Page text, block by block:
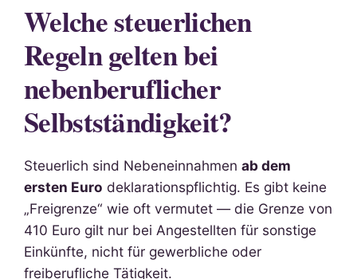
Welche steuerlichen
Regeln gelten bei
nebenberuflicher
Selbstständigkeit?
Steuerlich sind Nebeneinnahmen ab dem
ersten Euro deklarationspflichtig. Es gibt keine
„Freigrenze“ wie oft vermutet — die Grenze von
410 Euro gilt nur bei Angestellten für sonstige
Einkünfte, nicht für gewerbliche oder
freiberufliche Tätigkeit.